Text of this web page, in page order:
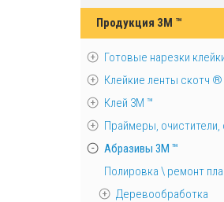
Продукция 3M ™
Готовые нарезки
Клейкие ленты скотч ®
Клей 3М ™
Праймеры,
Абразивы 3М ™
Полировка \ ремонт
Деревообработка